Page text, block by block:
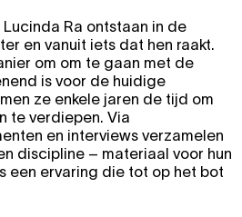
Ra ontstaan in de
en vanuit iets dat hen raakt.
om om te gaan met de
is voor de huidige
ze enkele jaren de tijd om
te verdiepen. Via
en interviews verzamelen
discipline – materiaal voor hun
een ervaring die tot op het bot